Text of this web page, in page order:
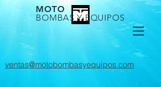
MOTO
BOMBAS Y EQUIPOS
ventas@motobombasyequipos.com